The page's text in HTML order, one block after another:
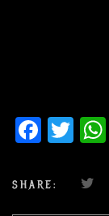
SHARE: